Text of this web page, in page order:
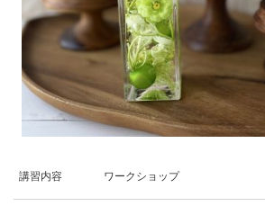
講習内容 ワークショップ